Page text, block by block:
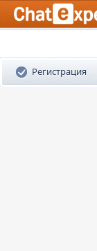
Регистрация